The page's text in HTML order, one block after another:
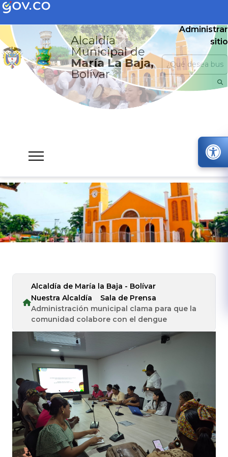
Alcaldía
Municipal de
María La Baja,
Bolívar
Administrar
sitio
Alcaldía de María la Baja - Bolívar
Nuestra Alcaldía
Sala de Prensa
Administración municipal clama para que la
comunidad colabore con el dengue